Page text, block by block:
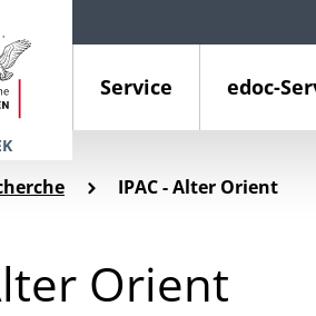
Service edoc-
IPAC - Alter Orient
Orient